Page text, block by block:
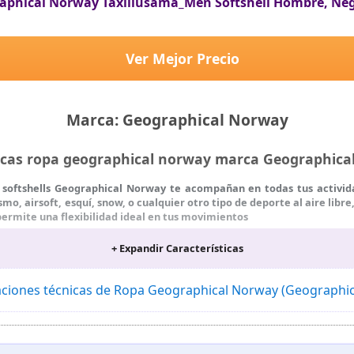
Marca: Geographical Norway
Ver Mejor Precio
ropa geographical norway marca
Geographical Norway te acompañan en todas tus
airsoft, esquí, snow, o cualquier otro tipo de deporte al aire
una flexibilidad ideal en tus movimientos
temporada ya sea en primavera, verano, otoño o invierno. Las
posible; para cualquier tipo de actividad al aire libre.
chaqueta softshell con capucha de tan buena relación
polar para protegerte de impactos. La mezcla de poliéster (96%)
+ Expandir Características
técnicas de Ropa Geographical Norway